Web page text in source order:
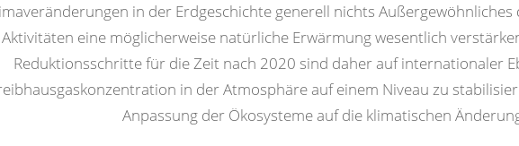
in der Erdgeschichte generell nichts
Aktivitäten eine möglicherweise natürliche Erwärmung wesentlich
Reduktionsschritte für die Zeit nach 2020 sind daher auf internationaler
in der Atmosphäre auf einem Niveau zu
Anpassung der Ökosysteme auf die klimatischen